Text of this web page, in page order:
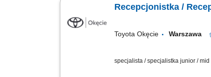
Recepcjonistka /
Toyota Okęcie Warszawa
specjalista / specjalistka junior / mid